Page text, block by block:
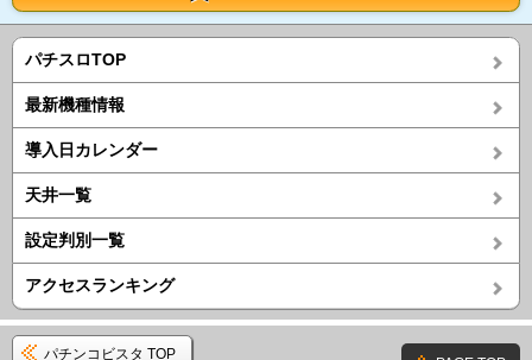
パチスロTOP
最新機種情報
導入日カレンダー
天井一覧
設定判別一覧
アクセスランキング
パチンコビスタ TOP